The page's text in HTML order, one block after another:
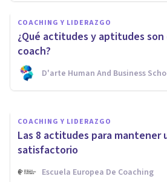
COACHING Y LIDERAZGO
¿Qué actitudes y aptitudes son
coach?
D'arte Human And Business
5 habilidades de
básicas para dirigir
Upad Psicología Y Coaching
COACHING Y LIDERAZGO
Las 8 actitudes para mantener
satisfactorio
Escuela Europea De Coaching